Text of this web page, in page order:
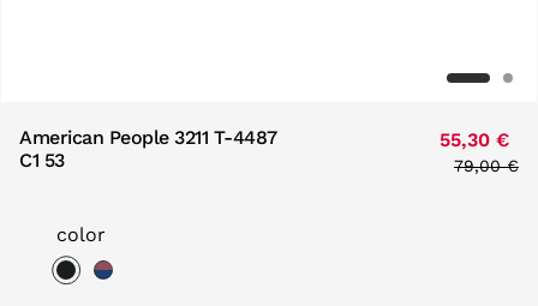
American People 3211 T-4487
C1 53
55,30 €
Price
79,00 €
color